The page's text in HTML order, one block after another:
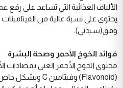
الألياف الغذائية التي تساعد على رفع
وفق(سيدتي).
فوائد الخوخ الأحمر وصحة البشرة
محتوى الخوخ الأحمر الغني بمضادات